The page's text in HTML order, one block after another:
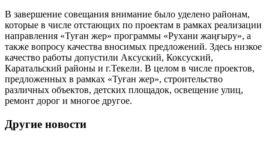
В завершение совещания внимание было уделено районам,
которые в числе отстающих по проектам в рамках реализации
направления «Туған жер» программы «Рухани жаңғыру», а
также вопросу качества вносимых предложений. Здесь низкое
качество работы допустили Аксуский, Коксуский,
Каратальский районы и г.Текели. В целом в числе проектов,
предложенных в рамках «Туған жер», строительство
различных объектов, детских площадок, освещение улиц,
ремонт дорог и многое другое.
Другие новости